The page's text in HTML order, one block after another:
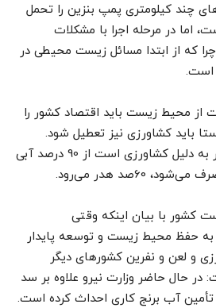
چند کیلومتری پمپ بنزین را تحمل
اما در مرحله اجرا با مشکلات
که از ابتدا مسائل زیست محیطی در
است.
از محیط زیست باید اقتصاد کشور را
باید کشاورزی نیز تعطیل شود.
مشکلات موجود آب کشور به دلیل کشاورزی است از 90 درصد آبی
هدر می‌رود.
کشور با بیان اینکه وقتی
حفظ محیط زیست و توسعه پایدار
و لعن و نفرین کشورهای دیگر
در حال حاضر وزارت نیرو علاوه بر سد
تأمین آب برنج کاری احداث کرده است.